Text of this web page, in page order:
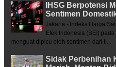
IHSG Berpotensi
Sentimen
Jakarta - Indeks Harga
Efek Indonesia (BEI)
menguat dipicu oleh sentimen dari ti...
Sidak Perbenihan